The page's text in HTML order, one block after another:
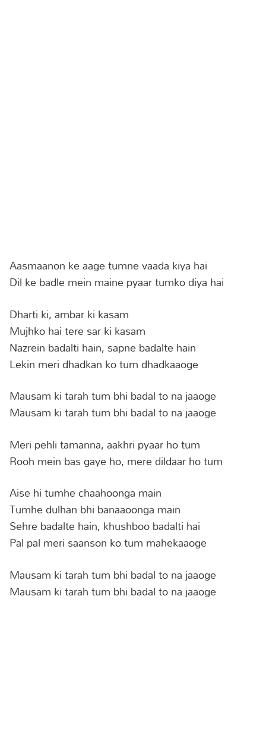
Aasmaanon ke aage tumne vaada kiya hai
Dil ke badle mein maine pyaar tumko diya hai
Dharti ki, ambar ki kasam
Mujhko hai tere sar ki kasam
Nazrein badalti hain, sapne badalte hain
Lekin meri dhadkan ko tum dhadkaaoge
Mausam ki tarah tum bhi badal to na jaaoge
Mausam ki tarah tum bhi badal to na jaaoge
Meri pehli tamanna, aakhri pyaar ho tum
Rooh mein bas gaye ho, mere dildaar ho tum
Aise hi tumhe chaahoonga main
Tumhe dulhan bhi banaaoonga main
Sehre badalte hain, khushboo badalti hai
Pal pal meri saanson ko tum mahekaaoge
Mausam ki tarah tum bhi badal to na jaaoge
Mausam ki tarah tum bhi badal to na jaaoge